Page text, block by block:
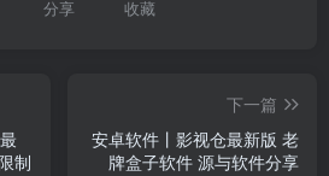
分享 收藏
制
下一篇
安卓软件丨影视仓最新版 老
牌盒子软件 源与软件分享